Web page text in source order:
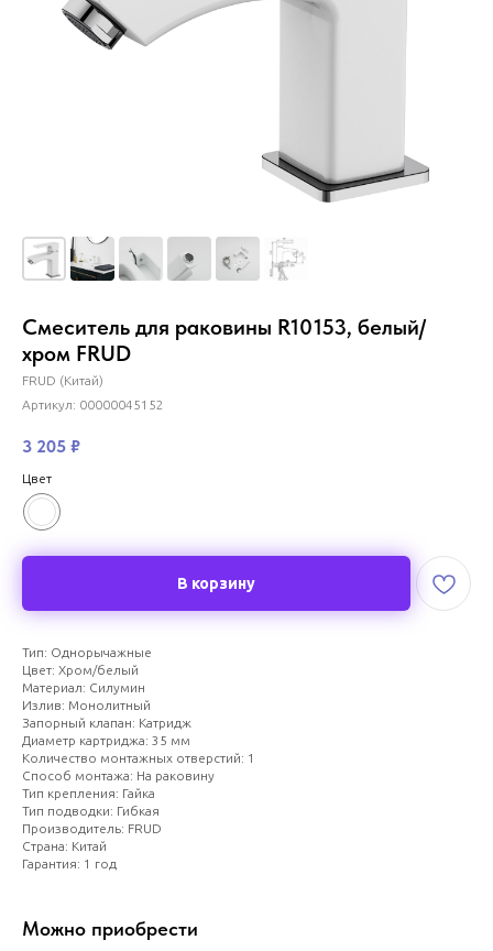
Смеситель для раковины R10153, белый/
хром FRUD
FRUD (Китай)
Артикул: 00000045152
3 205 ₽
Цвет
В корзину
Тип: Однорычажные
Цвет: Хром/белый
Материал: Силумин
Излив: Монолитный
Запорный клапан: Катридж
Диаметр картриджа: 35 мм
Количество монтажных отверстий: 1
Способ монтажа: На раковину
Тип крепления: Гайка
Тип подводки: Гибкая
Производитель: FRUD
Страна: Китай
Гарантия: 1 год
Можно приобрести